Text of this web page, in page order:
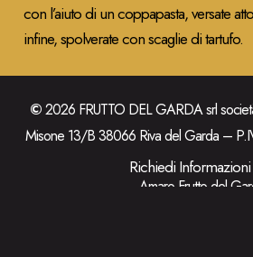
con l’aiuto di un coppapasta, versate
infine, spolverate con scaglie di tartufo.
©2026 FRUTTO DEL GARDA srl
Misone 13/B 38066 Riva del Garda –
Richiedi Informazioni
Amaro Frutto del